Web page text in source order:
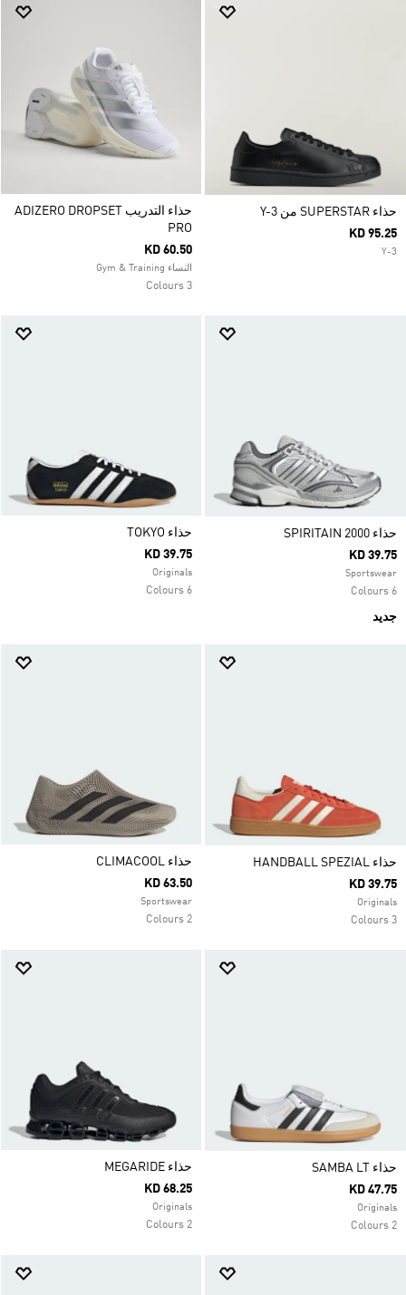
حذاء SUPERSTAR من Y-3
KD 95.25
Y-3
حذاء التدريب ADIZERO DROPSET
PRO
KD 60.50
النساء Gym & Training
3 Colours
حذاء SPIRITAIN 2000
KD 39.75
Sportswear
6 Colours
جديد
حذاء TOKYO
KD 39.75
Originals
6 Colours
حذاء HANDBALL SPEZIAL
KD 39.75
Originals
3 Colours
حذاء CLIMACOOL
KD 63.50
Sportswear
2 Colours
حذاء SAMBA LT
KD 47.75
Originals
2 Colours
حذاء MEGARIDE
KD 68.25
Originals
2 Colours